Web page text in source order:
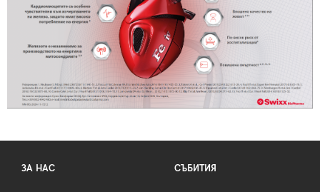
ЗА НАС СЪБИТИЯ